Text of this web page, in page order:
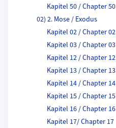
Kapitel 50 / Chapter 50
02) 2. Mose / Exodus
Kapitel 02 / Chapter 02
Kapitel 03 / Chapter 03
Kapitel 12 / Chapter 12
Kapitel 13 / Chapter 13
Kapitel 14 / Chapter 14
Kapitel 15 / Chapter 15
Kapitel 16 / Chapter 16
Kapitel 17/ Chapter 17